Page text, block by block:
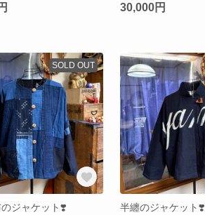
30,000円
SOLD OUT
ジャケット❣️ 半纏のジャケット❣️